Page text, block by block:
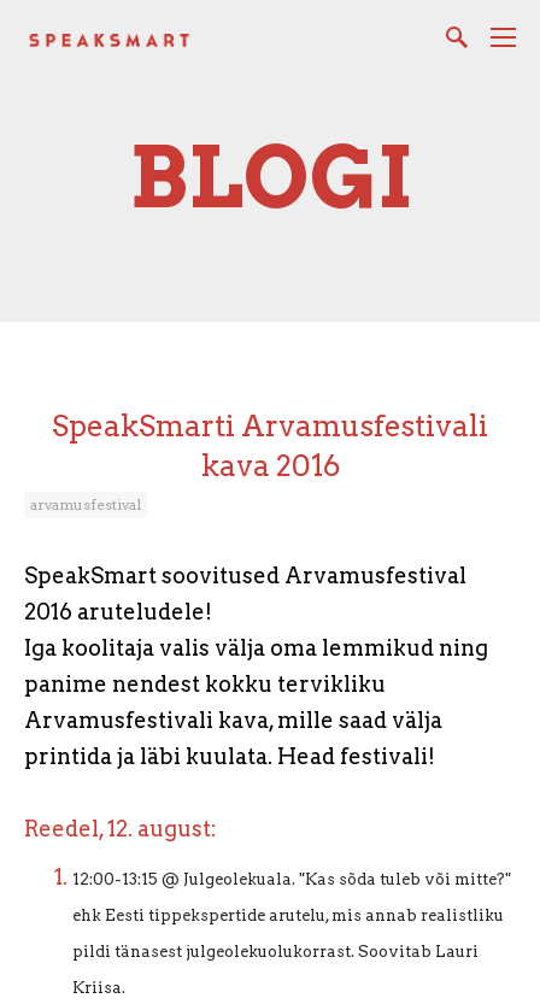
BLOGI
SpeakSmarti Arvamusfestivali
kava 2016
arvamusfestival
SpeakSmart soovitused Arvamusfestival
2016 aruteludele!
Iga koolitaja valis välja oma lemmikud ning
panime nendest kokku tervikliku
Arvamusfestivali kava, mille saad välja
printida ja läbi kuulata. Head festivali!
Reedel, 12. august:
12:00-13:15 @ Julgeolekuala. "Kas sõda tuleb või mitte?"
ehk Eesti tippekspertide arutelu, mis annab realistliku
pildi tänasest julgeolekuolukorrast. Soovitab Lauri
Kriisa.